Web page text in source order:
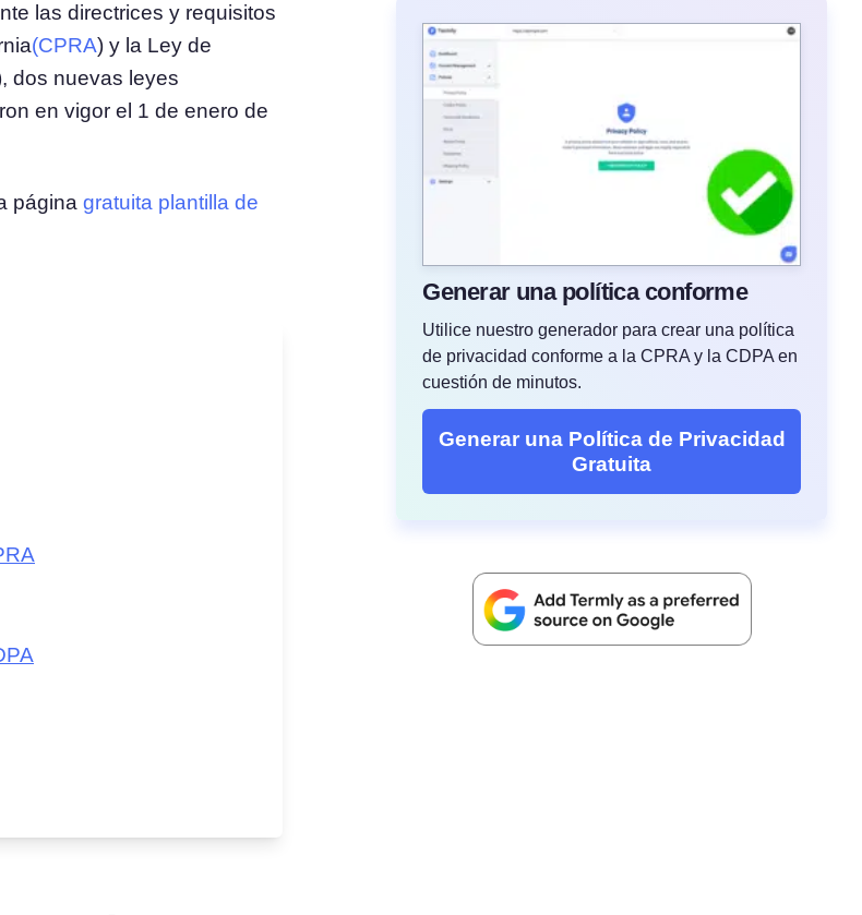
Consentimiento de Cookies
Obtenga el consentimiento y gestione las
preferencias de cookies
las directrices y requisitos
(CPRA) y la Ley de
dos nuevas leyes
en vigor el 1 de enero de
página gratuita plantilla de
Generar una política conforme
Utilice nuestro generador para crear una política
de privacidad conforme a la CPRA y la CDPA en
cuestión de minutos.
Generar una Política de Privacidad
Gratuita